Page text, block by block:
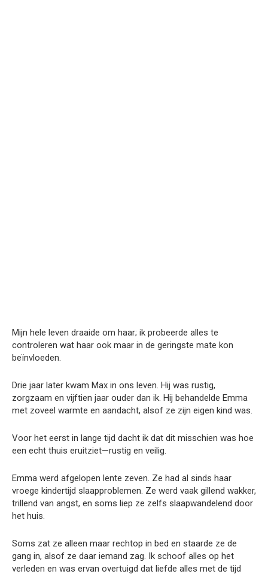
Mijn hele leven draaide om haar; ik probeerde alles te
controleren wat haar ook maar in de geringste mate kon
beïnvloeden.
Drie jaar later kwam Max in ons leven. Hij was rustig,
zorgzaam en vijftien jaar ouder dan ik. Hij behandelde Emma
met zoveel warmte en aandacht, alsof ze zijn eigen kind was.
Voor het eerst in lange tijd dacht ik dat dit misschien was hoe
een echt thuis eruitziet—rustig en veilig.
Emma werd afgelopen lente zeven. Ze had al sinds haar
vroege kindertijd slaapproblemen. Ze werd vaak gillend wakker,
trillend van angst, en soms liep ze zelfs slaapwandelend door
het huis.
Soms zat ze alleen maar rechtop in bed en staarde ze de
gang in, alsof ze daar iemand zag. Ik schoof alles op het
verleden en was ervan overtuigd dat liefde alles met de tijd